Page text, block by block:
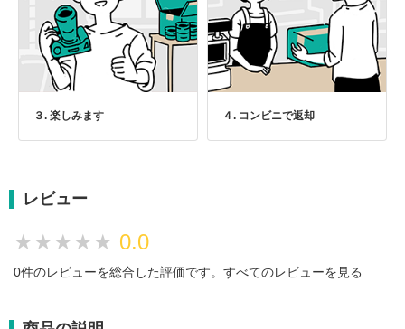
３. 楽しみます ４. コンビニで返却
レビュー
★★★★★
★★★★★ 0.0
0件のレビューを総合した評価です。 すべてのレビューを見る